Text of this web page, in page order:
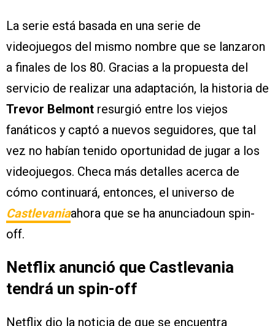
La serie está basada en una serie de
videojuegos del mismo nombre que se lanzaron
a finales de los 80. Gracias a la propuesta del
servicio de realizar una adaptación, la historia de
Trevor Belmont resurgió entre los viejos
fanáticos y captó a nuevos seguidores, que tal
vez no habían tenido oportunidad de jugar a los
videojuegos. Checa más detalles acerca de
cómo continuará, entonces, el universo de
Castlevaniaahora que se ha anunciadoun spin-
off.
Netflix anunció que Castlevania
tendrá un spin-off
Netflix dio la noticia de que se encuentra